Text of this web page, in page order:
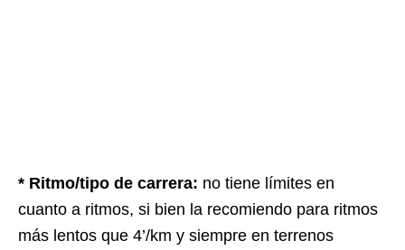
* Ritmo/tipo de carrera: no tiene límites en
cuanto a ritmos, si bien la recomiendo para ritmos
más lentos que 4’/km y siempre en terrenos